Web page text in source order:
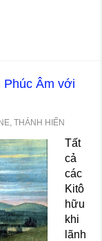
Âm với
,THÁNH HIẾN
Tất
cả
các
Kitô
hữu
khi
lãnh